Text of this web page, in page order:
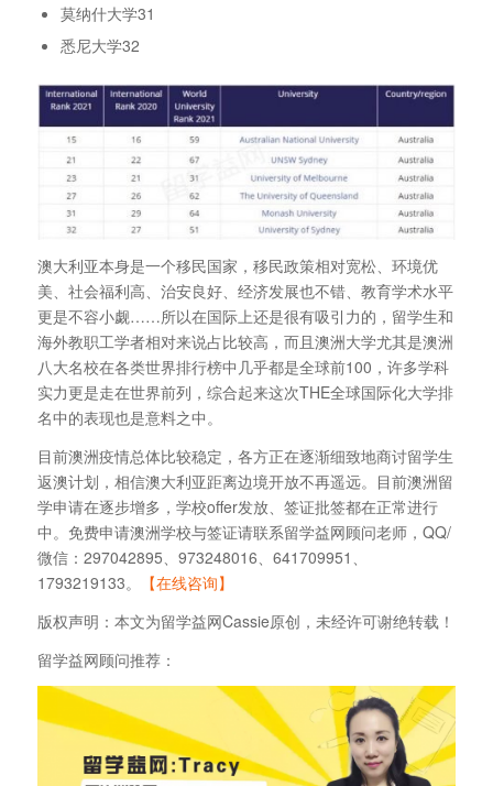
莫纳什大学31
悉尼大学32
澳大利亚本身是一个移民国家，移民政策相对宽松、环境优
美、社会福利高、治安良好、经济发展也不错、教育学术水平
更是不容小觑……所以在国际上还是很有吸引力的，留学生和
海外教职工学者相对来说占比较高，而且澳洲大学尤其是澳洲
八大名校在各类世界排行榜中几乎都是全球前100，许多学科
实力更是走在世界前列，综合起来这次THE全球国际化大学排
名中的表现也是意料之中。
目前澳洲疫情总体比较稳定，各方正在逐渐细致地商讨留学生
返澳计划，相信澳大利亚距离边境开放不再遥远。目前澳洲留
学申请在逐步增多，学校offer发放、签证批签都在正常进行
中。免费申请澳洲学校与签证请联系留学益网顾问老师，QQ/
微信：297042895、973248016、641709951、
1793219133。
【在线咨询】
版权声明：本文为留学益网Cassie原创，未经许可谢绝转载！
留学益网顾问推荐：